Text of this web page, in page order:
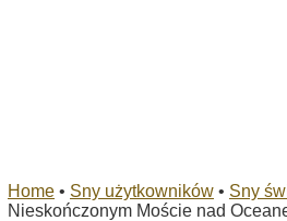
Home • Sny użytkowników • Sny
Nieskończonym Moście nad